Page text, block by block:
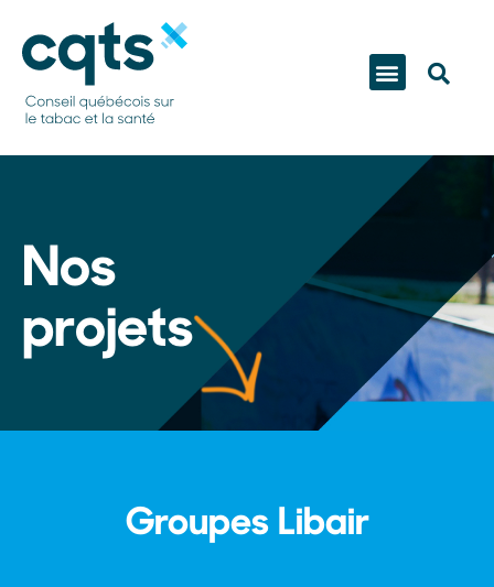
Nos
projets
Groupes Libair